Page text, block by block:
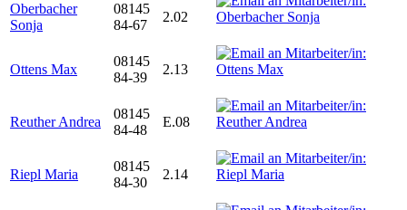
Oberbacher
Sonja
08145
84-67
2.02
Ottens Max
08145
84-39
2.13
Reuther Andrea
08145
84-48
E.08
Riepl Maria
08145
84-30
2.14